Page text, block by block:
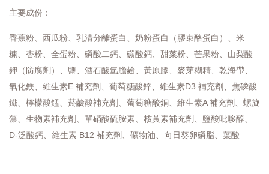
主要成份：
香蕉粉、西瓜粉、乳清分離蛋白、奶粉蛋白（膠束酪蛋白）、米
糠、杏粉、全蛋粉、磷酸二鈣、碳酸鈣、甜菜粉、芒果粉、山梨酸
鉀（防腐劑）、鹽、酒石酸氫膽鹼、黃原膠、麥芽糊精、乾海帶、
氧化鎂、維生素E 補充劑、葡萄糖酸鋅、維生素D3 補充劑、焦磷酸
鐵、檸檬酸錳、菸鹼酸補充劑、葡萄糖酸銅、維生素A 補充劑、螺旋
藻、生物素補充劑、單硝酸硫胺素、核黃素補充劑、鹽酸吡哆醇、
D-泛酸鈣、維生素 B12 補充劑、礦物油、向日葵卵磷脂、葉酸